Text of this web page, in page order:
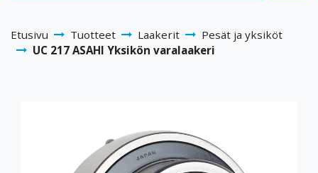
Etusivu Tuotteet Laakerit
Pesät ja yksiköt
UC 217 ASAHI Yksikön varalaakeri